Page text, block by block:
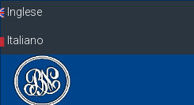
SkipInglese
Italiano